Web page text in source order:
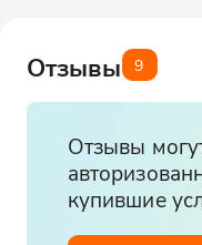
Отзывы 9
Отзывы
купившие